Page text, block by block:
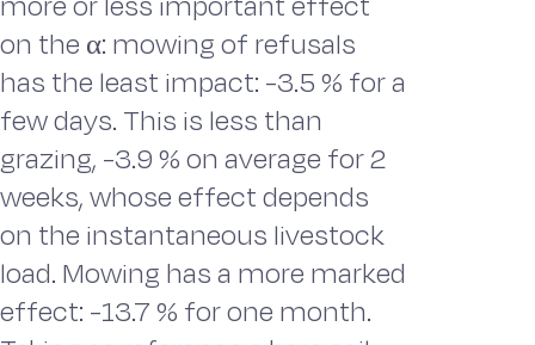
on the α: mowing of refusals
has the least impact: -3.5 % for a
few days. This is less than
grazing, -3.9 % on average for 2
weeks, whose effect depends
on the instantaneous livestock
load. Mowing has a more marked
effect: -13.7 % for one month.